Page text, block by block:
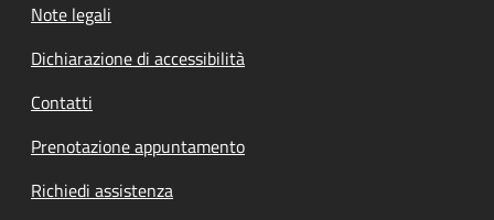
Note legali
Dichiarazione di accessibilità
Contatti
Prenotazione appuntamento
Richiedi assistenza